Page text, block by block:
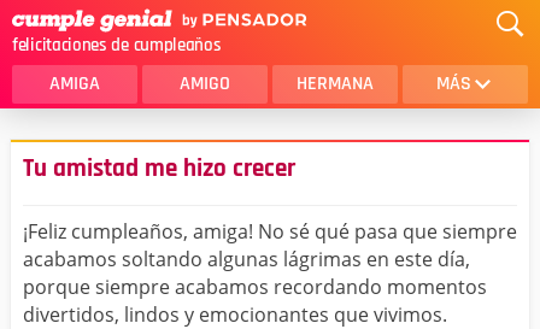
felicitaciones de cumpleaños
AMIGA AMIGO HERMANA MÁS
MAMA
AMOR
SOBRINA
HIJA
HERMANO
HIJO
Tu amistad me hizo crecer
¡Feliz cumpleaños, amiga! No sé qué pasa que siempre
acabamos soltando algunas lágrimas en este día,
porque siempre acabamos recordando momentos
divertidos, lindos y emocionantes que vivimos.